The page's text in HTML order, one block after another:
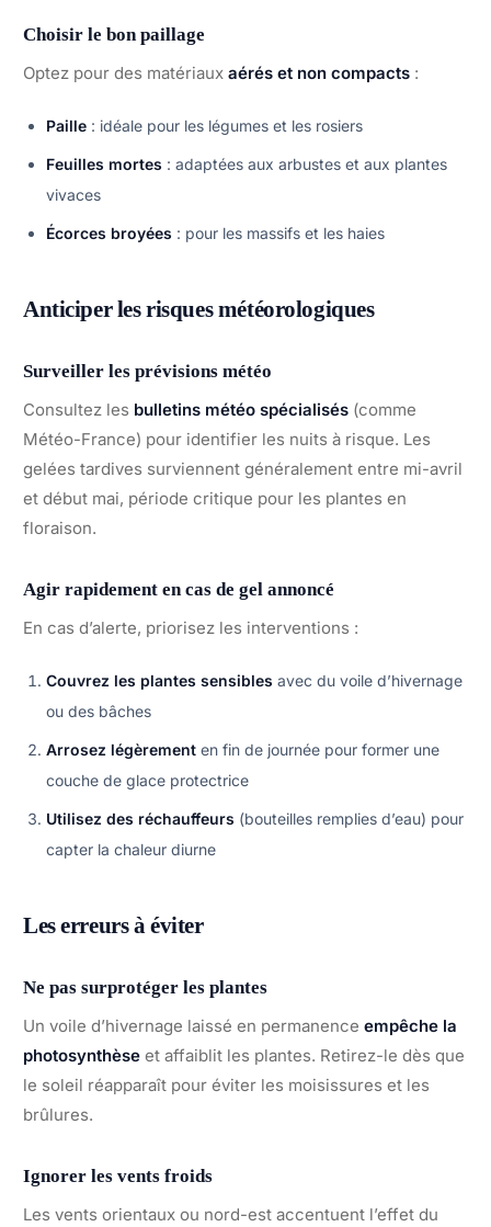
Choisir le bon paillage
Optez pour des matériaux aérés et non compacts :
Paille : idéale pour les légumes et les rosiers
Feuilles mortes : adaptées aux arbustes et aux plantes
vivaces
Écorces broyées : pour les massifs et les haies
Anticiper les risques météorologiques
Surveiller les prévisions météo
Consultez les bulletins météo spécialisés (comme
Météo-France) pour identifier les nuits à risque. Les
gelées tardives surviennent généralement entre mi-avril
et début mai, période critique pour les plantes en
floraison.
Agir rapidement en cas de gel annoncé
En cas d’alerte, priorisez les interventions :
Couvrez les plantes sensibles avec du voile d’hivernage
ou des bâches
Arrosez légèrement en fin de journée pour former une
couche de glace protectrice
Utilisez des réchauffeurs (bouteilles remplies d’eau) pour
capter la chaleur diurne
Les erreurs à éviter
Ne pas surprotéger les plantes
Un voile d’hivernage laissé en permanence empêche la
photosynthèse et affaiblit les plantes. Retirez-le dès que
le soleil réapparaît pour éviter les moisissures et les
brûlures.
Ignorer les vents froids
Les vents orientaux ou nord-est accentuent l’effet du